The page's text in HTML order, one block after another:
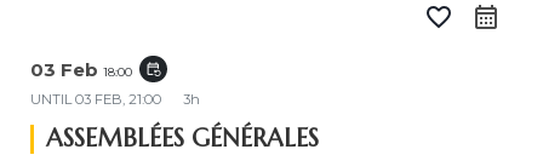
favorite_border calendar_month
03 Feb 18:00 event_repeat
UNTIL03 FEB, 21:00 3h
ASSEMBLÉES GÉNÉRALES